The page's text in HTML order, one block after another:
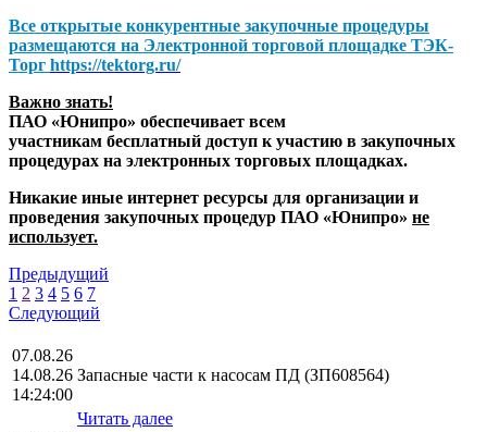
Все открытые конкурентные закупочные процедуры
размещаются на Электронной торговой площадке ТЭК-
Торг https://tektorg.ru/
Важно знать!
ПАО «Юнипро» обеспечивает всем
участникам бесплатный доступ к участию в закупочных
процедурах на электронных торговых площадках.
Никакие иные интернет ресурсы для организации и
проведения закупочных процедур ПАО «Юнипро» не
использует.
Предыдущий
1 2 3 4 5 6 7
Следующий
07.08.26
14.08.26
14:24:00
Запасные части к насосам ПД (ЗП608564)
Читать далее